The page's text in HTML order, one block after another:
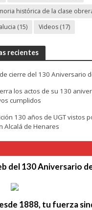
histórica de la clase
(15) Videos(17)
recientes
cierre del 130 Aniversario
los actos de su 130
cumplidos
130 años de UGT vistos
Alcalá de Henares
del 130 Aniversario
1888, tu fuerza